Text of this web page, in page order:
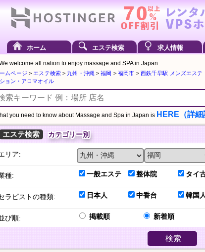
ホーム エステ検索 求人情報
welcome all nation to enjoy massage and SPA in Japan
ムページ > エステ検索> 九州・沖縄 >福岡 > 福岡市 > 西鉄千早駅 メンズエス
ョン・アロマオイル
you need to know about Massage and Spa in Japan is HERE（詳細
エステ検索 カテゴリー別
リア:
種: 一般エステ 整体院 タイ
ラピストの種類: 日本人 中香台 韓国人
び順: 掲載順 新着順
検索